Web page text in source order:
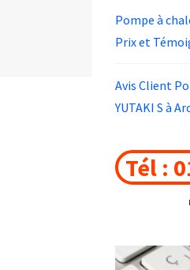
Pompe à
Prix et
Avis Client
YUTAKI S à
Tél :